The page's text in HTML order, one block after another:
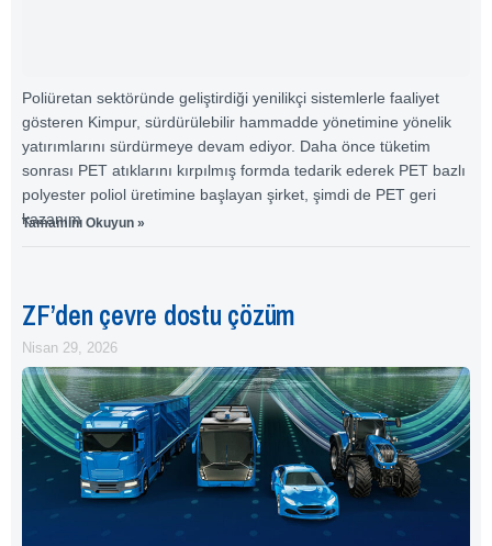
Poliüretan sektöründe geliştirdiği yenilikçi sistemlerle faaliyet
gösteren Kimpur, sürdürülebilir hammadde yönetimine yönelik
yatırımlarını sürdürmeye devam ediyor. Daha önce tüketim
sonrası PET atıklarını kırpılmış formda tedarik ederek PET bazlı
polyester poliol üretimine başlayan şirket, şimdi de PET geri
kazanım
Tamamını Okuyun »
ZF’den çevre dostu çözüm
Nisan 29, 2026